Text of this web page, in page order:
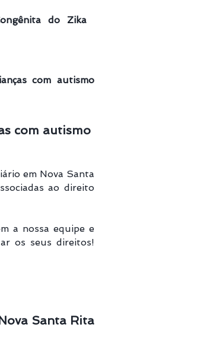
do Zika
com autismo
com autismo
em Nova Santa
ao direito
a nossa equipe e
os seus direitos!
Santa Rita